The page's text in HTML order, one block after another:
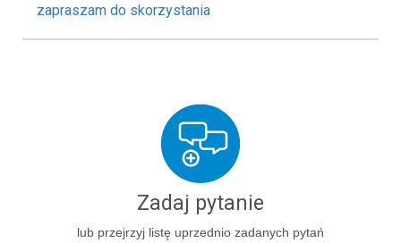
zapraszam do skorzystania
Zadaj pytanie
lub przejrzyj listę uprzednio zadanych pytań